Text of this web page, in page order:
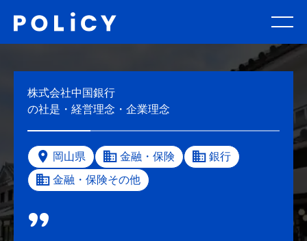
株式会社中国銀行
の社是・経営理念・企業理念
岡山県 金融・保険
銀行
金融・保険その他